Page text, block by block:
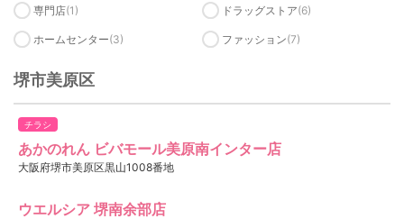
専門店(1) ドラッグストア(6)
ホームセンター(3) ファッション(7)
堺市美原区
チラシ
あかのれん ビバモール美原南インター店
大阪府堺市美原区黒山1008番地
ウエルシア 堺南余部店